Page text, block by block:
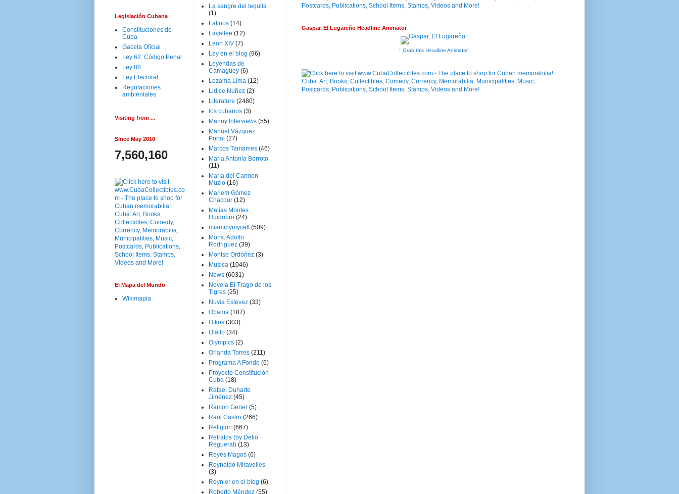
Gaspar, El Lugareño Headline Animator
↑ Grab this Headline Animator
Legislación Cubana
Constituciones de
Cuba
Gaceta Oficial
Ley 62. Código Penal
Ley 88
Ley Electoral
Regulaciones
ambientales
Visiting from ...
Since May 2010
7,560,160
El Mapa del Mundo
Wikimapia
La sangre del tequila
(1)
Latinos (14)
Lavallee (12)
Leon XIV (7)
Ley en el blog (96)
Leyendas de
Camagüey (6)
Lezama Lima (12)
Lidice Nuñez (2)
Literature (2480)
los cubanos (3)
Manny Interviews (55)
Manuel Vázquez
Portal (27)
Marcos Tamames (46)
Maria Antonia Borroto
(11)
María del Carmen
Muzio (16)
Mariem Gómez
Chacour (12)
Matías Montes
Huidobro (24)
miamibymycell
(509)
Mons. Adolfo
Rodriguez (39)
Montse Ordóñez (3)
Musica (1046)
News (6031)
Novela El Trago de los
Tigres (25)
Nuvia Estevez (33)
Obama (187)
Oikos (303)
Olallo (34)
Olympics (2)
Orlanda Torres (211)
Programa A Fondo (6)
Proyecto Constitución
Cuba (18)
Rafael Duharte
Jiménez (45)
Ramon Gener (5)
Raul Castro (266)
Religion (667)
Retratos (by Delio
Regueral) (13)
Reyes Magos (6)
Reynaldo Miravelles
(3)
Reynier en el blog (6)
Roberto Méndez (55)